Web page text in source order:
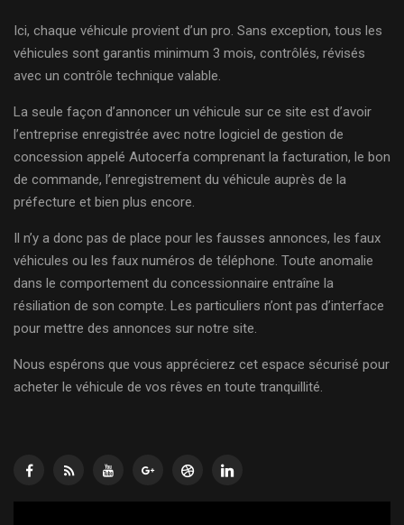
Ici, chaque véhicule provient d’un pro. Sans exception, tous les
véhicules sont garantis minimum 3 mois, contrôlés, révisés
avec un contrôle technique valable.
La seule façon d’annoncer un véhicule sur ce site est d’avoir
l’entreprise enregistrée avec notre logiciel de gestion de
concession appelé Autocerfa comprenant la facturation, le bon
de commande, l’enregistrement du véhicule auprès de la
préfecture et bien plus encore.
Il n’y a donc pas de place pour les fausses annonces, les faux
véhicules ou les faux numéros de téléphone. Toute anomalie
dans le comportement du concessionnaire entraîne la
résiliation de son compte. Les particuliers n’ont pas d’interface
pour mettre des annonces sur notre site.
Nous espérons que vous apprécierez cet espace sécurisé pour
acheter le véhicule de vos rêves en toute tranquillité.